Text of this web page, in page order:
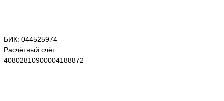
БИК: 044525974
Расчётный счёт:
40802810900004188872